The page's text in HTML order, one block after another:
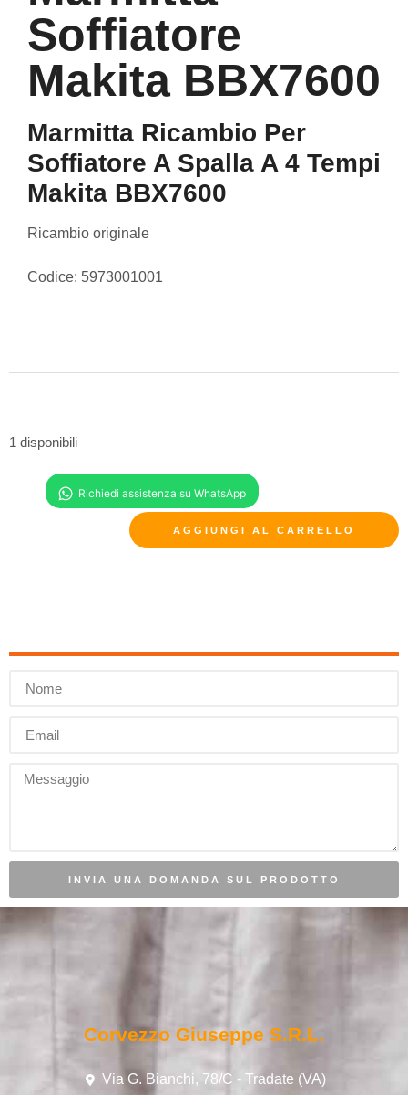
Soffiatore
Makita BBX7600
Marmitta Ricambio Per
Soffiatore A Spalla A 4 Tempi
Makita BBX7600
Ricambio originale
Codice: 5973001001
1 disponibili
AGGIUNGI AL CARRELLO
INVIA UNA DOMANDA SUL PRODOTTO
Corvezzo Giuseppe S.r.l.
Via G. Bianchi, 78/C - Tradate (VA)